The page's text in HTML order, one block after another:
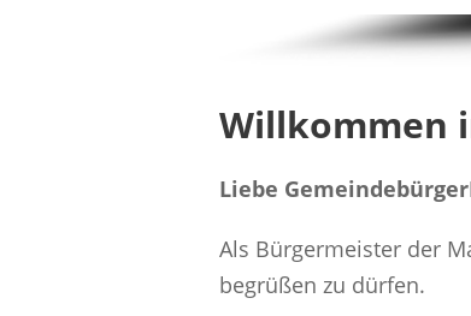
Willkommen
Liebe
Als Bürgermeister der
begrüßen zu dürfen.